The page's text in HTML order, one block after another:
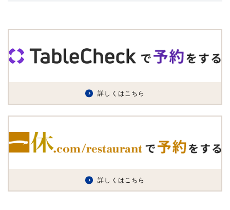
詳しくはこちら
詳しくはこちら